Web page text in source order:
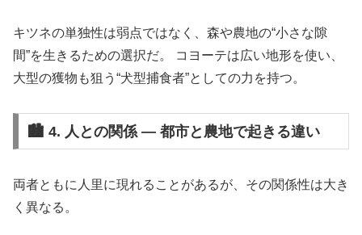
キツネの単独性は弱点ではなく、森や農地の“小さな隙
間”を生きるための選択だ。 コヨーテは広い地形を使い、
大型の獲物も狙う“犬型捕食者”としての力を持つ。
🏙️ 4. 人との関係 ― 都市と農地で起きる違い
両者ともに人里に現れることがあるが、その関係性は大き
く異なる。